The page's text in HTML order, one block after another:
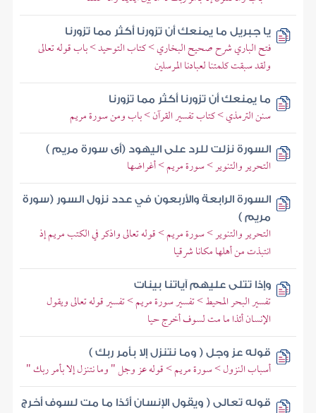
يا جبريل ما يمنعك أن تزورنا أكثر مما تزورنا
فتح الباري شرح صحيح البخاري > كتاب التوحيد > باب قوله تعالى
ولقد سبقت كلمتنا لعبادنا المرسلين
ما يمنعك أن تزورنا أكثر مما تزورنا
سنن الترمذي > كتاب تفسير القرآن > باب ومن سورة مريم
السورة نزلت للرد على اليهود (أى سورة مريم )
التحرير والتنوير > سورة مريم > أغراضها
السورة الرابعة والأربعون في عدد نزول السور (سورة
مريم )
التحرير والتنوير > سورة مريم > قوله تعالى واذكر في الكتب مريم إذ
انتبذت من أهلها مكانا شرقيا
وإذا تتلى عليهم آياتنا بينات
تفسير البحر المحيط > تفسير سورة مريم > تفسير قوله تعالى ويقول
الإنسان أئذا ما مت لسوف أخرج حيا
قوله عز وجل ( وما نتنزل إلا بأمر ربك )
أسباب النزول > سورة مريم > قوله عز وجل " وما نتنزل إلا بأمر ربك "
قوله تعالى ( ويقول الإنسان أئذا ما مت لسوف أخرج